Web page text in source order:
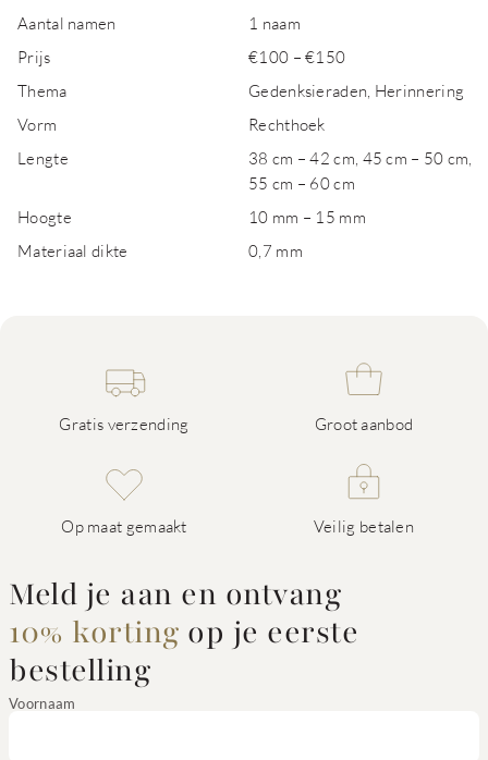
Aantal namen
1 naam
Prijs
€100 – €150
Thema
Gedenksieraden, Herinnering
Vorm
Rechthoek
Lengte
38 cm – 42 cm, 45 cm – 50 cm,
55 cm – 60 cm
Hoogte
10 mm – 15 mm
Materiaal dikte
0,7 mm
Gratis verzending Groot aanbod
Op maat gemaakt Veilig betalen
Meld je aan en ontvang
10% korting op je eerste
bestelling
Voornaam